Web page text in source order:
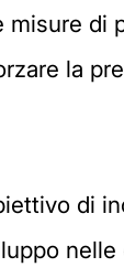
di
la
di
nelle